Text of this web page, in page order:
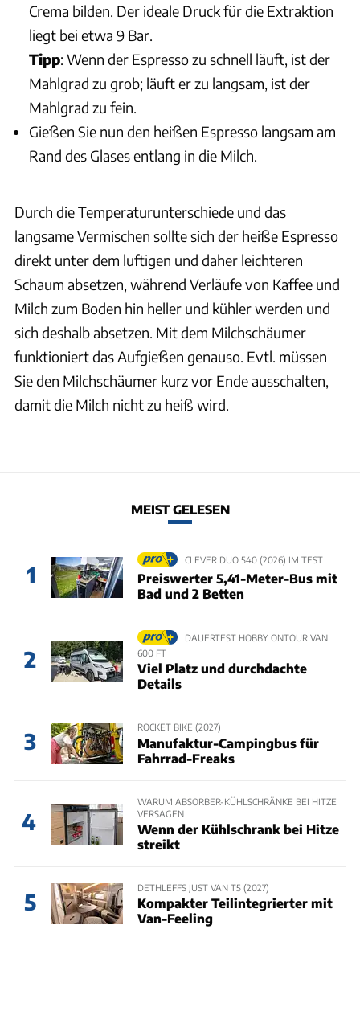
Crema bilden. Der ideale Druck für die Extraktion
liegt bei etwa 9 Bar.
Tipp: Wenn der Espresso zu schnell läuft, ist der
Mahlgrad zu grob; läuft er zu langsam, ist der
Mahlgrad zu fein.
Gießen Sie nun den heißen Espresso langsam am
Rand des Glases entlang in die Milch.
Durch die Temperaturunterschiede und das
langsame Vermischen sollte sich der heiße Espresso
direkt unter dem luftigen und daher leichteren
Schaum absetzen, während Verläufe von Kaffee und
Milch zum Boden hin heller und kühler werden und
sich deshalb absetzen. Mit dem Milchschäumer
funktioniert das Aufgießen genauso. Evtl. müssen
Sie den Milchschäumer kurz vor Ende ausschalten,
damit die Milch nicht zu heiß wird.
MEIST GELESEN
1
CLEVER DUO 540 (2026) IM TEST
Preiswerter 5,41-Meter-Bus mit
Bad und 2 Betten
2
DAUERTEST HOBBY ONTOUR VAN
600 FT
Viel Platz und durchdachte
Details
3
ROCKET BIKE (2027)
Manufaktur-Campingbus für
Fahrrad-Freaks
4
WARUM ABSORBER-KÜHLSCHRÄNKE BEI HITZE
VERSAGEN
Wenn der Kühlschrank bei Hitze
streikt
5
DETHLEFFS JUST VAN T5 (2027)
Kompakter Teilintegrierter mit
Van-Feeling